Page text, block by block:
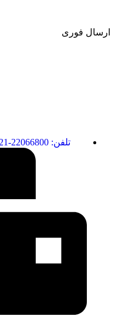
ارسال فوری
تلفن: 22066800-021